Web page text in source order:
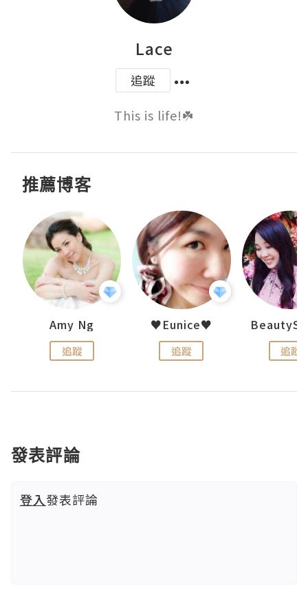
Lace
追蹤
This is life!☘️
推薦博客
Amy Ng
追蹤
♥Eunice♥
追蹤 追蹤
發表評論
登入發表評論